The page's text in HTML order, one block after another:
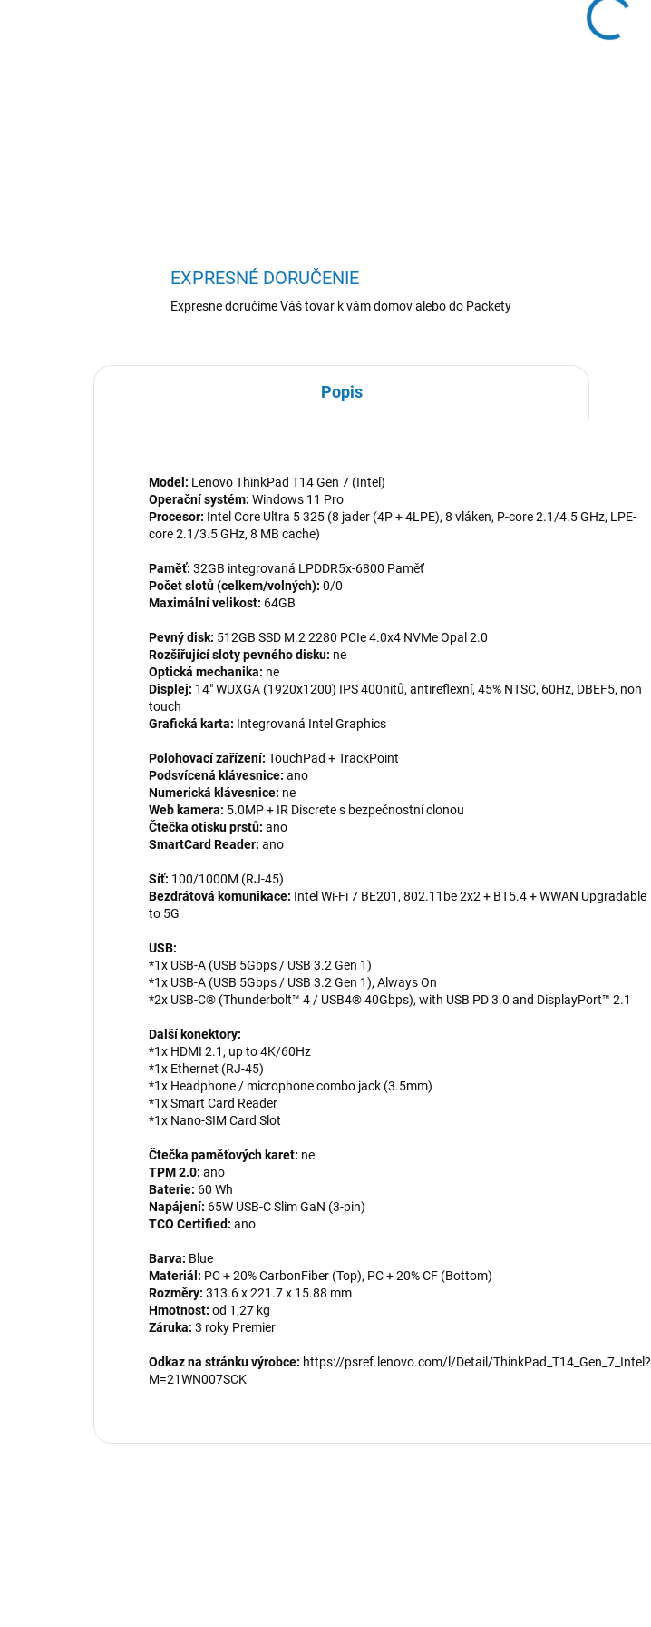
EXPRESNÉ DORUČENIE
Expresne doručíme Váš tovar k vám domov alebo do Packety
Popis
Model: Lenovo ThinkPad T14 Gen 7 (Intel)
Operační systém: Windows 11 Pro
Procesor: Intel Core Ultra 5 325 (8 jader (4P + 4LPE), 8 vláken, P-core 2.1/4.5 GHz, LPE-
core 2.1/3.5 GHz, 8 MB cache)
Paměť: 32GB integrovaná LPDDR5x-6800 Paměť
Počet slotů (celkem/volných): 0/0
Maximální velikost: 64GB
Pevný disk: 512GB SSD M.2 2280 PCIe 4.0x4 NVMe Opal 2.0
Rozšiřující sloty pevného disku: ne
Optická mechanika: ne
Displej: 14" WUXGA (1920x1200) IPS 400nitů, antireflexní, 45% NTSC, 60Hz, DBEF5, non
touch
Grafická karta: Integrovaná Intel Graphics
Polohovací zařízení: TouchPad + TrackPoint
Podsvícená klávesnice: ano
Numerická klávesnice: ne
Web kamera: 5.0MP + IR Discrete s bezpečnostní clonou
Čtečka otisku prstů: ano
SmartCard Reader: ano
Síť: 100/1000M (RJ-45)
Bezdrátová komunikace: Intel Wi-Fi 7 BE201, 802.11be 2x2 + BT5.4 + WWAN Upgradable
to 5G
USB:
*1x USB-A (USB 5Gbps / USB 3.2 Gen 1)
*1x USB-A (USB 5Gbps / USB 3.2 Gen 1), Always On
*2x USB-C® (Thunderbolt™ 4 / USB4® 40Gbps), with USB PD 3.0 and DisplayPort™ 2.1
Další konektory:
*1x HDMI 2.1, up to 4K/60Hz
*1x Ethernet (RJ-45)
*1x Headphone / microphone combo jack (3.5mm)
*1x Smart Card Reader
*1x Nano-SIM Card Slot
Čtečka paměťových karet: ne
TPM 2.0: ano
Baterie: 60 Wh
Napájení: 65W USB-C Slim GaN (3-pin)
TCO Certified: ano
Barva: Blue
Materiál: PC + 20% CarbonFiber (Top), PC + 20% CF (Bottom)
Rozměry: 313.6 x 221.7 x 15.88 mm
Hmotnost: od 1,27 kg
Záruka: 3 roky Premier
Odkaz na stránku výrobce: https://psref.lenovo.com/l/Detail/ThinkPad_T14_Gen_7_Intel?
M=21WN007SCK